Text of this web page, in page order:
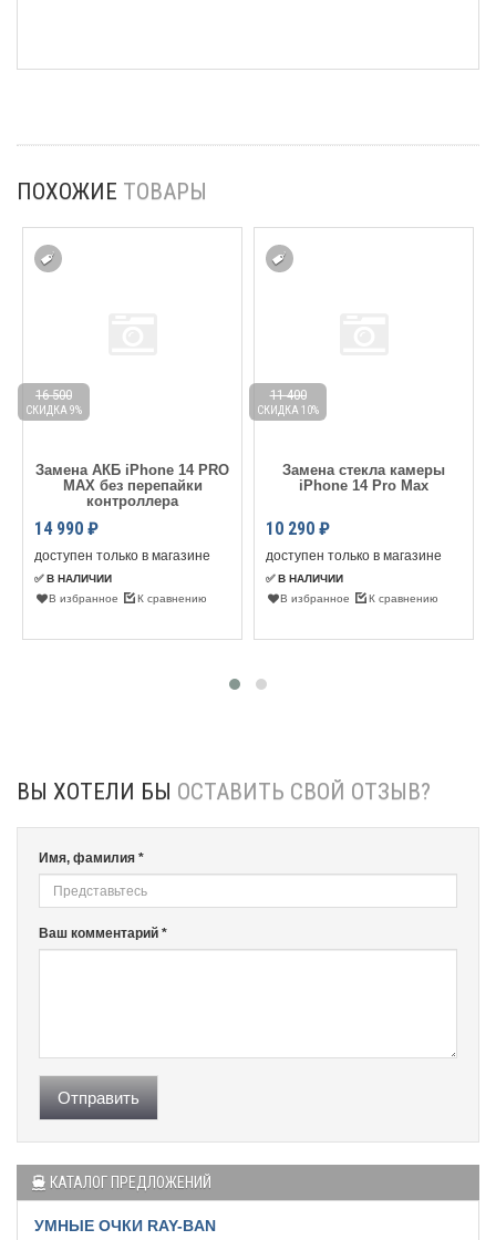
ПОХОЖИЕ ТОВАРЫ
Замена АКБ iPhone 14 PRO
MAX без перепайки
контроллера
14 990 ₽
16 500
СКИДКА 9%
доступен только в магазине
✅ В НАЛИЧИИ
В избранное
К сравнению
Замена стекла камеры
iPhone 14 Pro Max
10 290 ₽
11 400
СКИДКА 10%
доступен только в магазине
✅ В НАЛИЧИИ
В избранное
К сравнению
ВЫ ХОТЕЛИ БЫ ОСТАВИТЬ СВОЙ ОТЗЫВ?
Имя, фамилия *
Ваш комментарий *
Отправить
КАТАЛОГ ПРЕДЛОЖЕНИЙ
УМНЫЕ ОЧКИ RAY-BAN